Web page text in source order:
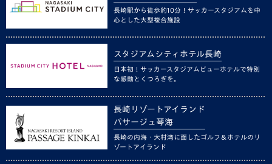
長崎駅から徒歩約10分！サッカースタジアムを中
心とした大型複合施設
スタジアムシティホテル長崎
日本初！サッカースタジアムビューホテルで特別
な感動とくつろぎを。
長崎リゾートアイランド
パサージュ琴海
長崎の内海・大村湾に面したゴルフ＆ホテルのリ
ゾートアイランド